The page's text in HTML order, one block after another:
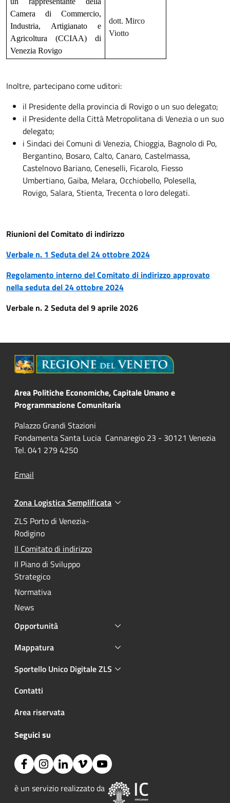
Camera di Commercio,
Industria, Artigianato e
Agricoltura (CCIAA) di
Venezia Rovigo
dott. Mirco
Viotto
Inoltre, partecipano come uditori:
il Presidente della provincia di Rovigo o un suo delegato;
il Presidente della Città Metropolitana di Venezia o un suo
delegato;
i Sindaci dei Comuni di Venezia, Chioggia, Bagnolo di Po,
Bergantino, Bosaro, Calto, Canaro, Castelmassa,
Castelnovo Bariano, Ceneselli, Ficarolo, Fiesso
Umbertiano, Gaiba, Melara, Occhiobello, Polesella,
Rovigo, Salara, Stienta, Trecenta o loro delegati.
Riunioni del Comitato di indirizzo
Verbale n. 1 Seduta del 24 ottobre 2024
Regolamento interno del Comitato di indirizzo approvato
nella seduta del 24 ottobre 2024
Verbale n. 2 Seduta del 9 aprile 2026
Area Politiche Economiche, Capitale Umano e
Programmazione Comunitaria
Palazzo Grandi Stazioni
Fondamenta Santa Lucia Cannaregio 23 - 30121 Venezia
Tel. 041 279 4250
Email
Zona Logistica Semplificata
ZLS Porto di Venezia-
Rodigino
Il Comitato di indirizzoAttivo
Il Piano di Sviluppo
Strategico
Normativa
News
Opportunità
Mappatura
Sportello Unico Digitale ZLS
Contatti
Area riservata
Seguici su
FacebookInstagramLinkedinVimeoYouTube
è un servizio realizzato da Immagine: